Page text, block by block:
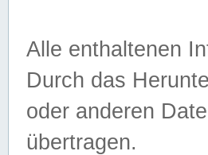
Alle enthaltenen
Durch das
oder anderen
übertragen.